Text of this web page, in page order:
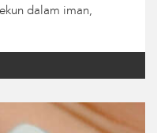
dalam iman,